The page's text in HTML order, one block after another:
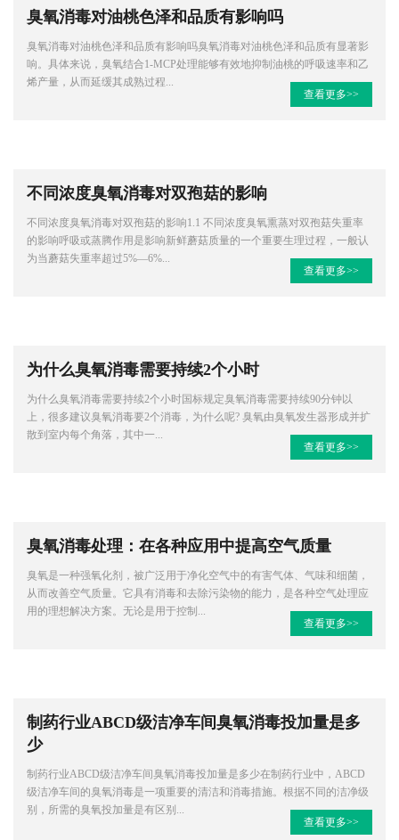
臭氧消毒对油桃色泽和品质有影响吗
臭氧消毒对油桃色泽和品质有影响吗臭氧消毒对油桃色泽和品质有显著影
响‌。具体来说，臭氧结合1-MCP处理能够有效地抑制油桃的呼吸速率和乙
烯产量，从而延缓其成熟过程...
查看更多>>
不同浓度臭氧消毒对双孢菇的影响
不同浓度臭氧消毒对双孢菇的影响1.1 不同浓度臭氧熏蒸对双孢菇失重率
的影响呼吸或蒸腾作用是影响新鲜蘑菇质量的一个重要生理过程，一般认
为当蘑菇失重率超过5%—6%...
查看更多>>
为什么臭氧消毒需要持续2个小时
为什么臭氧消毒需要持续2个小时国标规定臭氧消毒需要持续90分钟以
上，很多建议臭氧消毒要2个消毒，为什么呢? 臭氧由臭氧发生器形成并扩
散到室内每个角落，其中一...
查看更多>>
臭氧消毒处理：在各种应用中提高空气质量
臭氧是一种强氧化剂，被广泛用于净化空气中的有害气体、气味和细菌，
从而改善空气质量。它具有消毒和去除污染物的能力，是各种空气处理应
用的理想解决方案。无论是用于控制...
查看更多>>
制药行业ABCD级洁净车间臭氧消毒投加量是多
少
制药行业ABCD级洁净车间臭氧消毒投加量是多少在制药行业中，ABCD
级洁净车间的臭氧消毒是一项重要的清洁和消毒措施。根据不同的洁净级
别，所需的臭氧投加量是有区别...
查看更多>>